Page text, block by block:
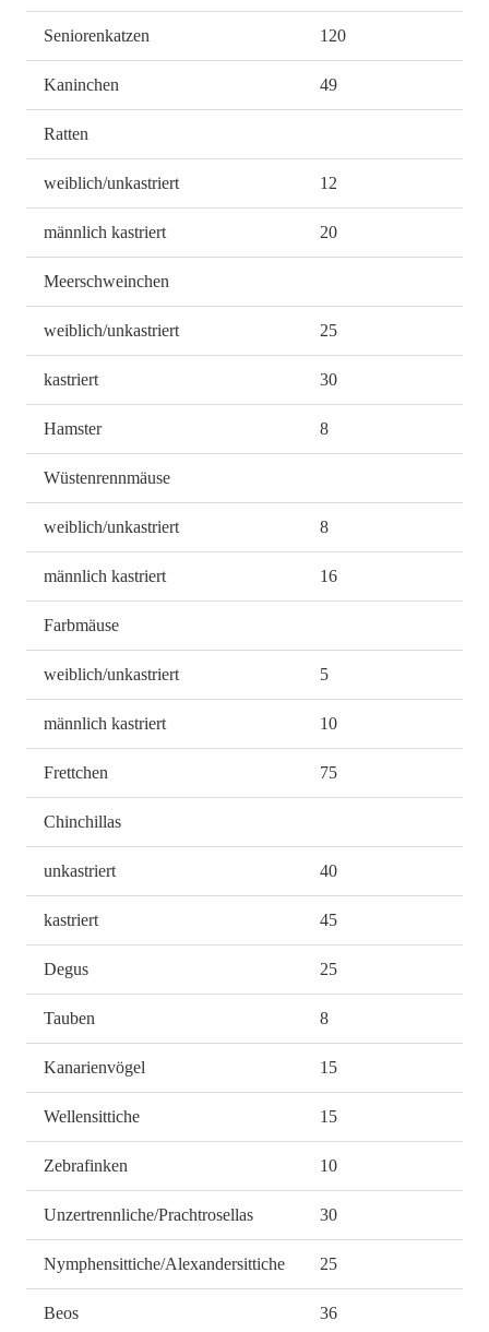
Seniorenkatzen 120
Kaninchen 49
Ratten
weiblich/unkastriert 12
männlich kastriert 20
Meerschweinchen
weiblich/unkastriert 25
kastriert 30
Hamster 8
Wüstenrennmäuse
weiblich/unkastriert 8
männlich kastriert 16
Farbmäuse
weiblich/unkastriert 5
männlich kastriert 10
Frettchen 75
Chinchillas
unkastriert 40
kastriert 45
Degus 25
Tauben 8
Kanarienvögel 15
Wellensittiche 15
Zebrafinken 10
Unzertrennliche/Prachtrosellas 30
Nymphensittiche/Alexandersittiche 25
Beos 36